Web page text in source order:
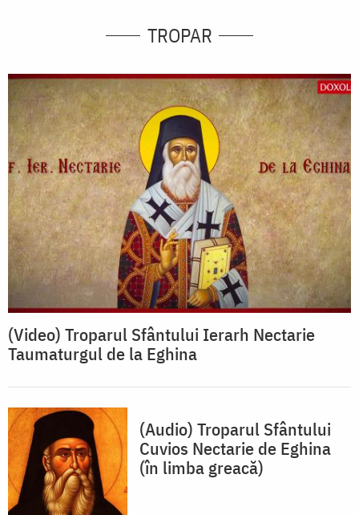
TROPAR
(Video) Troparul Sfântului Ierarh Nectarie
Taumaturgul de la Eghina
(Audio) Troparul Sfântului
Cuvios Nectarie de Eghina
(în limba greacă)